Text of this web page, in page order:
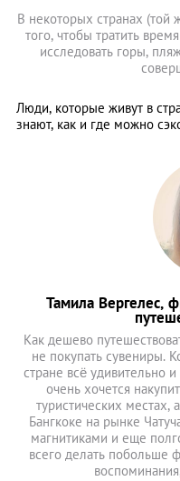
В некоторых странах (той
того, чтобы тратить
исследовать горы,
Люди, которые живут в
знают, как и где можно
Тамила Вергелес,
Как дешево
не покупать сувениры.
стране всё удивительно
очень хочется
туристических местах,
Бангкоке на рынке
магнитиками и еще
всего делать побольше